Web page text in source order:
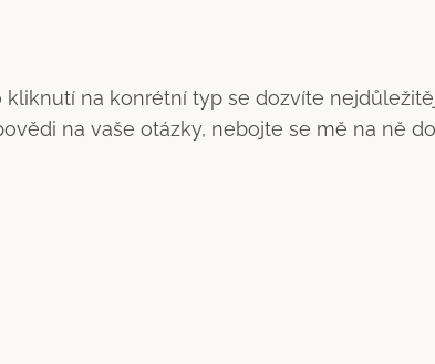
na konrétní typ se dozvíte
na vaše otázky, nebojte se mě na ně